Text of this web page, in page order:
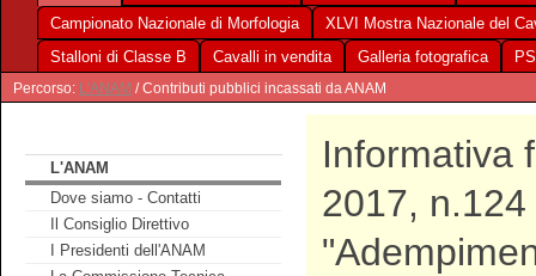
Campionato Nazionale di Morfologia
XLVI Mostra Nazionale del
Stalloni di Classe B
Cavalli in vendita Galleria fotografica
Percorso: L'ANAM / Contributi pubblici incassati da ANAM
L'ANAM
Dove siamo - Contatti
Il Consiglio Direttivo
I Presidenti dell'ANAM
Informativa
2017,